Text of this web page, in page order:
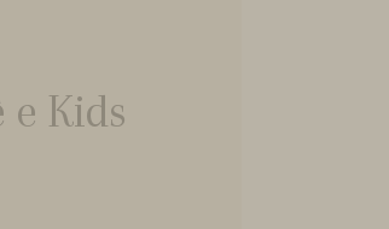
e Kids